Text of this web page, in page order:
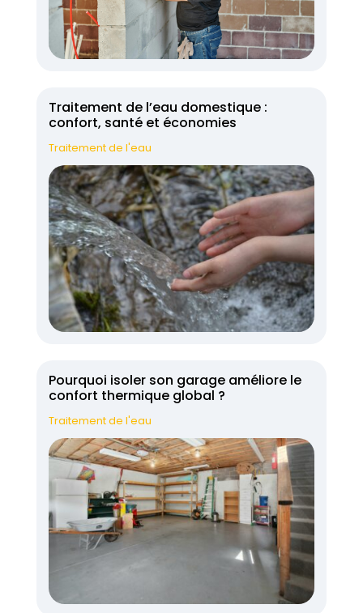
Traitement de l’eau domestique :
confort, santé et économies
Traitement de l'eau
Pourquoi isoler son garage améliore le
confort thermique global ?
Traitement de l'eau